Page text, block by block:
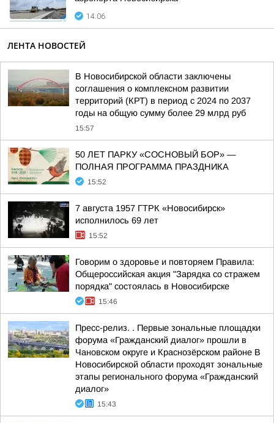
14:06
ЛЕНТА НОВОСТЕЙ
В Новосибирской области заключены
соглашения о комплексном развитии
территорий (КРТ) в период с 2024 по 2037
годы на общую сумму более 29 млрд руб
15:57
50 ЛЕТ ПАРКУ «СОСНОВЫЙ БОР» —
ПОЛНАЯ ПРОГРАММА ПРАЗДНИКА
15:52
7 августа 1957 ГТРК «Новосибирск»
исполнилось 69 лет
15:52
Говорим о здоровье и повторяем Правила:
Общероссийская акция "Зарядка со стражем
порядка" состоялась в Новосибирске
15:46
Пресс-релиз. . Первые зональные площадки
форума «Гражданский диалог» прошли в
Чановском округе и Краснозёрском районе В
Новосибирской области проходят зональные
этапы регионального форума «Гражданский
диалог»
15:43